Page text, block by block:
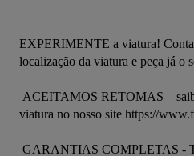
EXPERIMENTE a viatura!
localização da viatura e peça já o
viatura no nosso site https://